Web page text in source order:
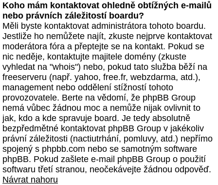
Koho mám kontaktovat ohledně obtížných e-mailů
nebo právních záležitostí boardu?
Měli byste kontaktovat administrátora tohoto boardu.
Jestliže ho nemůžete najít, zkuste nejprve kontaktovat
moderátora fóra a přeptejte se na kontakt. Pokud se
nic neděje, kontaktujte majitele domény (zkuste
vyhledat na "whois") nebo, pokud tato služba běží na
freeserveru (např. yahoo, free.fr, webzdarma, atd.),
management nebo oddělení stížností tohoto
provozovatele. Berte na vědomí, že phpBB Group
nemá vůbec žádnou moc a nemůže nijak ovlivnit to
jak, kdo a kde spravuje board. Je tedy absolutně
bezpředmětné kontaktovat phpBB Group v jakékoliv
právní záležitosti (nactiutrhání, pomluvy, atd.) nepřímo
spojený s phpbb.com nebo se samotným software
phpBB. Pokud zašlete e-mail phpBB Group o použití
softwaru třetí stranou, neočekávejte žádnou odpověď.
Návrat nahoru